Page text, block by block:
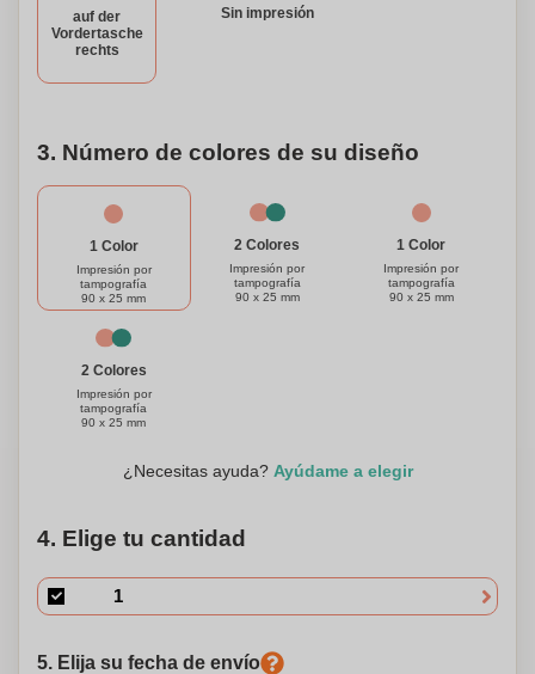
organizado y haga una declaración con nuestra bolsa para
documentos personalizada.
auf der
Vordertasche
rechts
Sin impresión
3. Número de colores de su diseño
1 Color
Impresión por
tampografía
90 x 25 mm
2 Colores
Impresión por
tampografía
90 x 25 mm
1 Color
Impresión por
tampografía
90 x 25 mm
2 Colores
Impresión por
tampografía
90 x 25 mm
¿Necesitas ayuda? Ayúdame a elegir
4. Elige tu cantidad
5. Elija su fecha de envío